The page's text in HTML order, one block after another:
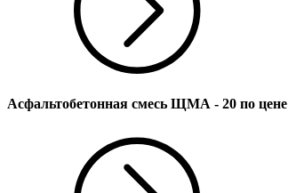
Асфальтобетонная смесь ЩМА - 20 по цене